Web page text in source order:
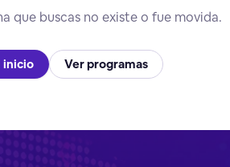
que buscas no existe o fue movida.
inicio Ver programas